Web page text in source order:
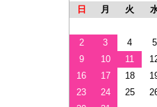
日
月 火
2
3 4 5
9
10 11
16
17 18
23
24 25